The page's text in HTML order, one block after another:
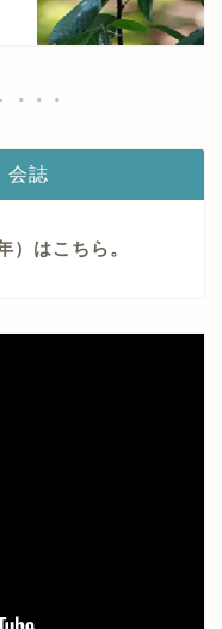
会誌
）はこちら。